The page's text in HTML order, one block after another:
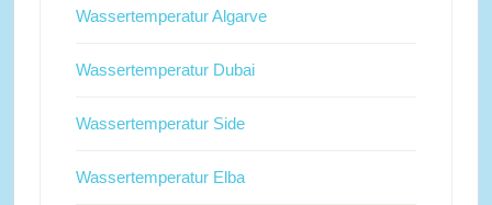
Wassertemperatur Algarve
Wassertemperatur Dubai
Wassertemperatur Side
Wassertemperatur Elba